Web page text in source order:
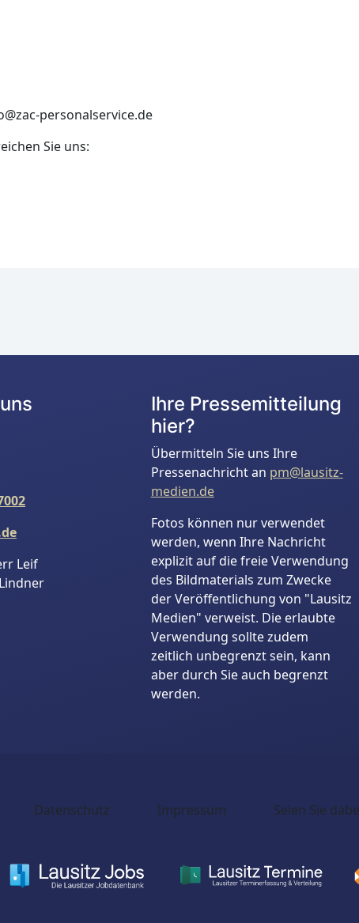
personalservice.de
Sie uns:
Leif
Ihre Pressemitteilung
hier?
Übermitteln Sie uns Ihre
Pressenachricht an pm@lausitz-
medien.de
Fotos können nur verwendet
werden, wenn Ihre Nachricht
explizit auf die freie Verwendung
des Bildmaterials zum Zwecke
der Veröffentlichung von "Lausitz
Medien" verweist. Die erlaubte
Verwendung sollte zudem
zeitlich unbegrenzt sein, kann
aber durch Sie auch begrenzt
werden.
Datenschutz Impressum Seien Sie